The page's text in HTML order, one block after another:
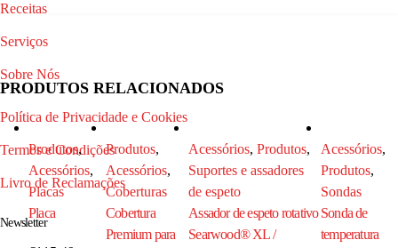
PRODUTOS RELACIONADOS
Produtos,
Acessórios,
Placas
Placa
Produtos,
Acessórios,
Coberturas
Cobertura
Premium para
Acessórios,Produtos,
Suportes e assadores
de espeto
Assador de espeto rotativo
Searwood® XL /
Acessórios,
Produtos,
Sondas
Sonda de
temperatura
Receitas
Serviços
Sobre Nós
Política de Privacidade e Cookies
Termos e Condições
Livro de Reclamações
Newsletter